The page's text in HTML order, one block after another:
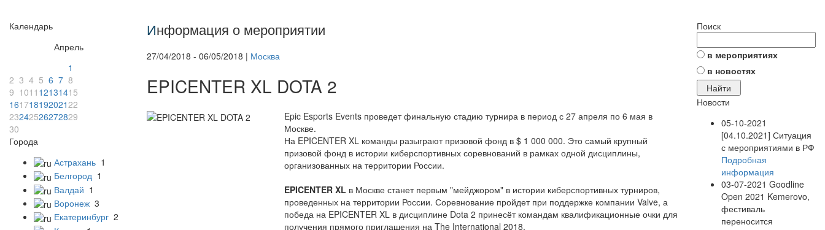
Календарь
Апрель
1
2 3 4 5 6 7 8
9 1011 12131415
16171819202122
23242526272829
30
Города
Астрахань 1
Белгород 1
Валдай 1
Воронеж 3
Екатеринбург 2
Информация о мероприятии
27/04/2018 - 06/05/2018 | Москва
EPICENTER XL DOTA 2
Epic Esports Events проведет финальную стадию турнира в период с 27 апреля по 6 мая в
Москве.
На EPICENTER XL команды разыграют призовой фонд в $ 1 000 000. Это самый крупный
призовой фонд в истории киберспортивных соревнований в рамках одной дисциплины,
организованных на территории России.
EPICENTER XL в Москве станет первым "мейджором" в истории киберспортивных турниров,
проведенных на территории России. Соревнование пройдет при поддержке компании Valve, а
победа на EPICENTER XL в дисциплине Dota 2 принесёт командам квалификационные очки для
получения прямого приглашения на The International 2018.
Поиск
в мероприятиях
в новостях
Новости
05-10-2021
[04.10.2021] Ситуация
с мероприятиями в РФ
Подробная
информация
03-07-2021 Goodline
Open 2021 Kemerovo,
фестиваль
переносится